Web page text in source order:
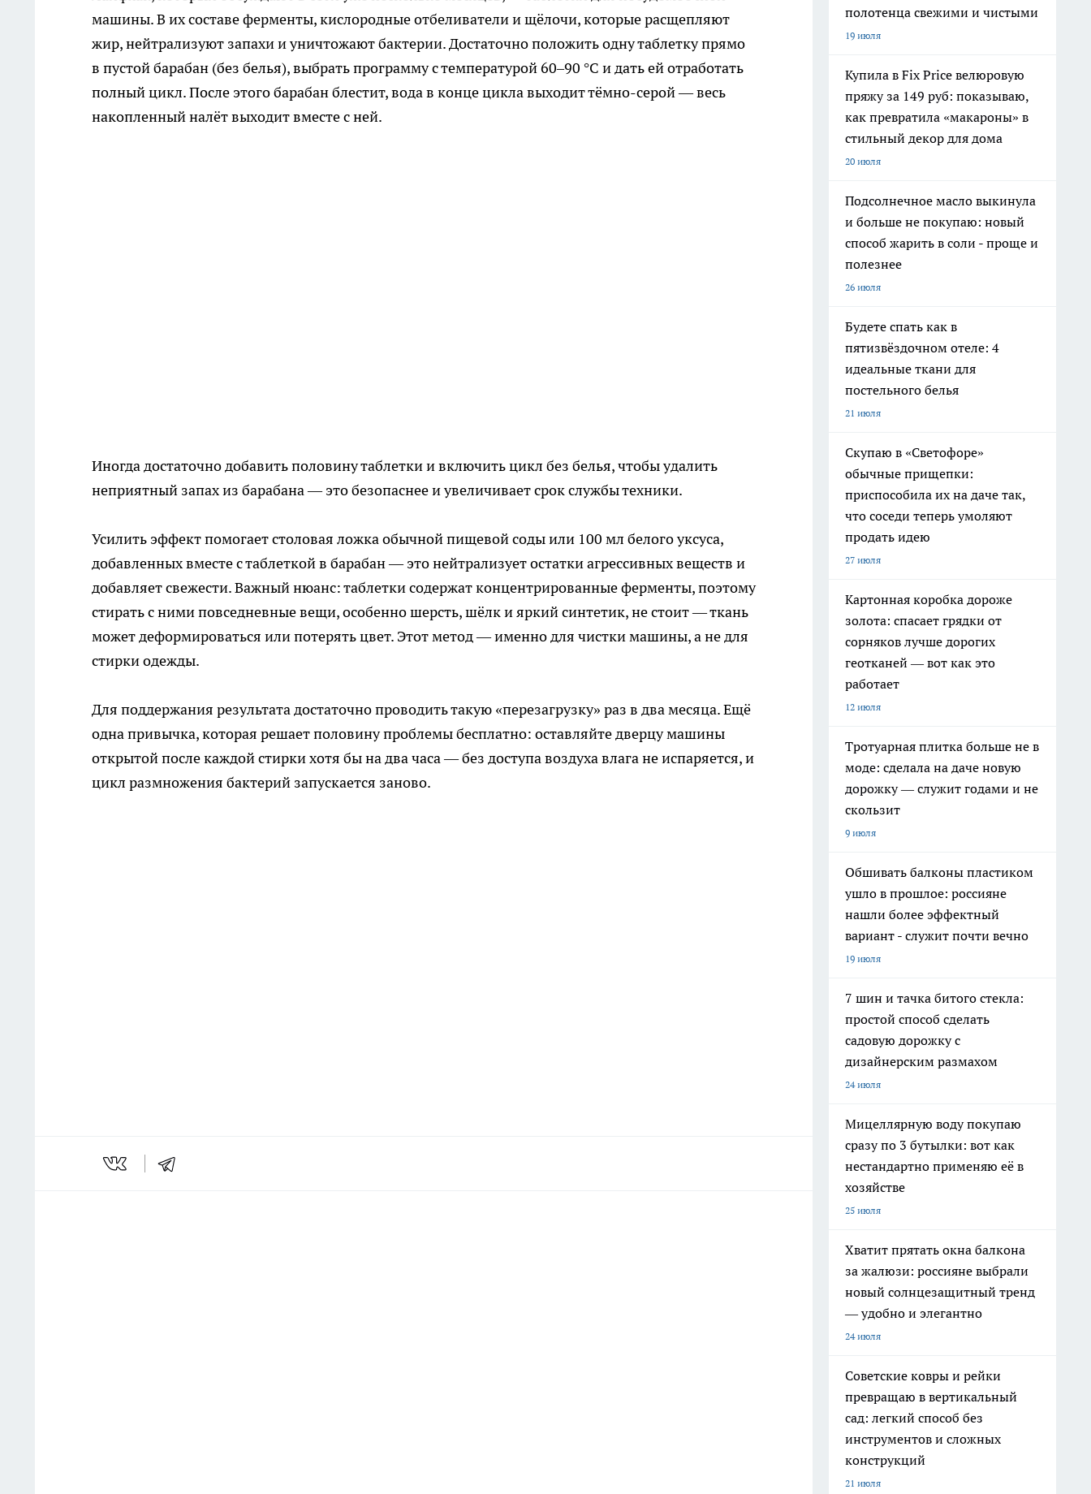
машины. В их составе ферменты, кислородные отбеливатели и щёлочи, которые расщепляют
жир, нейтрализуют запахи и уничтожают бактерии. Достаточно положить одну таблетку прямо
в пустой барабан (без белья), выбрать программу с температурой 60–90 °C и дать ей отработать
полный цикл. После этого барабан блестит, вода в конце цикла выходит тёмно-серой — весь
накопленный налёт выходит вместе с ней.
Иногда достаточно добавить половину таблетки и включить цикл без белья, чтобы удалить
неприятный запах из барабана — это безопаснее и увеличивает срок службы техники.
Усилить эффект помогает столовая ложка обычной пищевой соды или 100 мл белого уксуса,
добавленных вместе с таблеткой в барабан — это нейтрализует остатки агрессивных веществ и
добавляет свежести. Важный нюанс: таблетки содержат концентрированные ферменты, поэтому
стирать с ними повседневные вещи, особенно шерсть, шёлк и яркий синтетик, не стоит — ткань
может деформироваться или потерять цвет. Этот метод — именно для чистки машины, а не для
стирки одежды.
Для поддержания результата достаточно проводить такую «перезагрузку» раз в два месяца. Ещё
одна привычка, которая решает половину проблемы бесплатно: оставляйте дверцу машины
открытой после каждой стирки хотя бы на два часа — без доступа воздуха влага не испаряется, и
цикл размножения бактерий запускается заново.
полотенца свежими и чистыми
19 июля
Купила в Fix Price велюровую
пряжу за 149 руб: показываю,
как превратила «макароны» в
стильный декор для дома
20 июля
Подсолнечное масло выкинула
и больше не покупаю: новый
способ жарить в соли - проще и
полезнее
26 июля
Будете спать как в
пятизвёздочном отеле: 4
идеальные ткани для
постельного белья
21 июля
Скупаю в «Светофоре»
обычные прищепки:
приспособила их на даче так,
что соседи теперь умоляют
продать идею
27 июля
Картонная коробка дороже
золота: спасает грядки от
сорняков лучше дорогих
геотканей — вот как это
работает
12 июля
Тротуарная плитка больше не в
моде: сделала на даче новую
дорожку — служит годами и не
скользит
9 июля
Обшивать балконы пластиком
ушло в прошлое: россияне
нашли более эффектный
вариант - служит почти вечно
19 июля
7 шин и тачка битого стекла:
простой способ сделать
садовую дорожку с
дизайнерским размахом
24 июля
Мицеллярную воду покупаю
сразу по 3 бутылки: вот как
нестандартно применяю её в
хозяйстве
25 июля
Хватит прятать окна балкона
за жалюзи: россияне выбрали
новый солнцезащитный тренд
— удобно и элегантно
24 июля
Советские ковры и рейки
превращаю в вертикальный
сад: легкий способ без
инструментов и сложных
конструкций
21 июля